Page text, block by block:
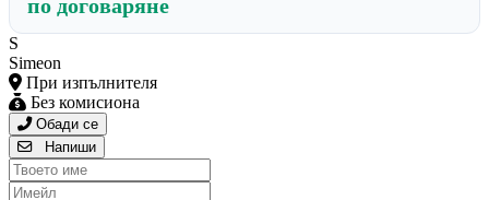
по договаряне
S
Simeon
При изпълнителя
Без комисиона
Обади се
Напиши